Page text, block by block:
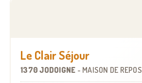
Le Clair Séjour
1370 JODOIGNE - MAISON DE REPOS